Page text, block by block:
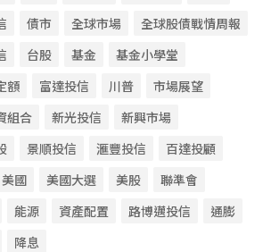
債市 全球市場
全球股債戰情周報
台股 基金
基金小學堂
額 富達投信 川普
市場展望
組合 新光投信
新興市場
景順投信 滙豐投信
百達投顧
美國 美國大選 美股
聯準會
能源 資產配置 路博邁投信
通膨
降息